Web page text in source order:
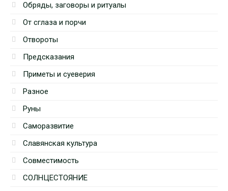
Обряды, заговоры и ритуалы
От сглаза и порчи
Отвороты
Предсказания
Приметы и суеверия
Разное
Руны
Саморазвитие
Славянская культура
Совместимость
СОЛНЦЕСТОЯНИЕ